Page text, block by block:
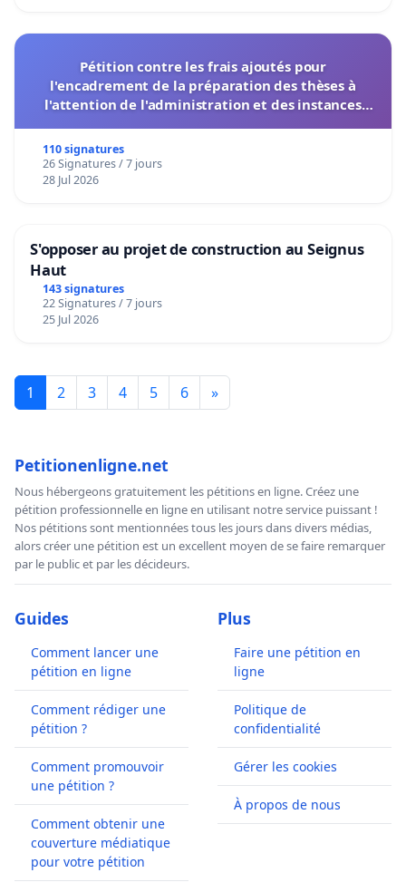
Pétition contre les frais ajoutés pour
l'encadrement de la préparation des thèses à
l'attention de l'administration et des instances
110 signatures
26 Signatures / 7 jours
28 Jul 2026
S'opposer au projet de construction au Seignus
Haut
143 signatures
22 Signatures / 7 jours
25 Jul 2026
1 2 3 4 5 6 »
Petitionenligne.net
Nous hébergeons gratuitement les pétitions en ligne. Créez une
pétition professionnelle en ligne en utilisant notre service puissant !
Nos pétitions sont mentionnées tous les jours dans divers médias,
alors créer une pétition est un excellent moyen de se faire remarquer
par le public et par les décideurs.
Guides
Comment lancer une
pétition en ligne
Comment rédiger une
pétition ?
Comment promouvoir
une pétition ?
Comment obtenir une
couverture médiatique
pour votre pétition
Plus
Faire une pétition en
ligne
Politique de
confidentialité
Gérer les cookies
À propos de nous